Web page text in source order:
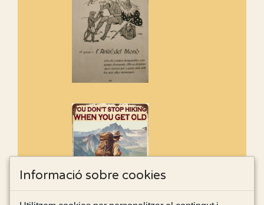
Informació sobre cookies